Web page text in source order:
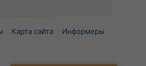
Карта сайта Информеры